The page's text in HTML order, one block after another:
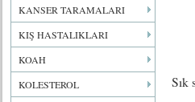
KANSER TARAMALARI
KIŞ HASTALIKLARI
KOAH
KOLESTEROL
Sık